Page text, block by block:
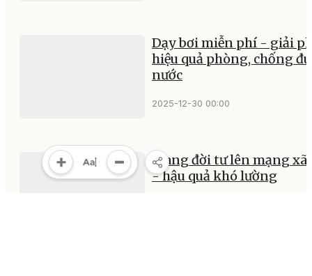
Dạy bơi miễn phí - giải
hiệu quả phòng, chống
nước
2025-12-30 00:00
Mang đời tư lên mạng xã
- hậu quả khó lường